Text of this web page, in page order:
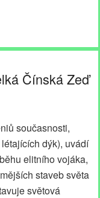
Čínská Zeď
současnosti,
dýk), uvádí
elitního vojáka,
staveb světa
světová